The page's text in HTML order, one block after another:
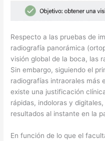
Respecto a las pruebas de
radiografía panorámica
visión global de la boca, las
Sin embargo, siguiendo el
radiografías intraorales más
existe una justificación
rápidas, indoloras y
resultados al instante en la
En función de lo que el